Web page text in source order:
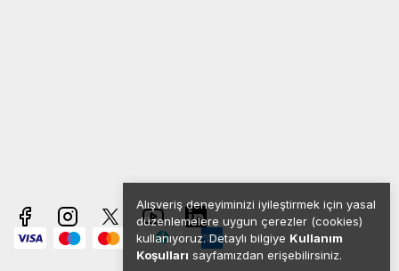
Alışveriş deneyiminizi iyileştirmek için yasal
düzenlemelere uygun çerezler (cookies)
kullanıyoruz. Detaylı bilgiye Kullanım
Koşulları sayfamızdan erişebilirsiniz.